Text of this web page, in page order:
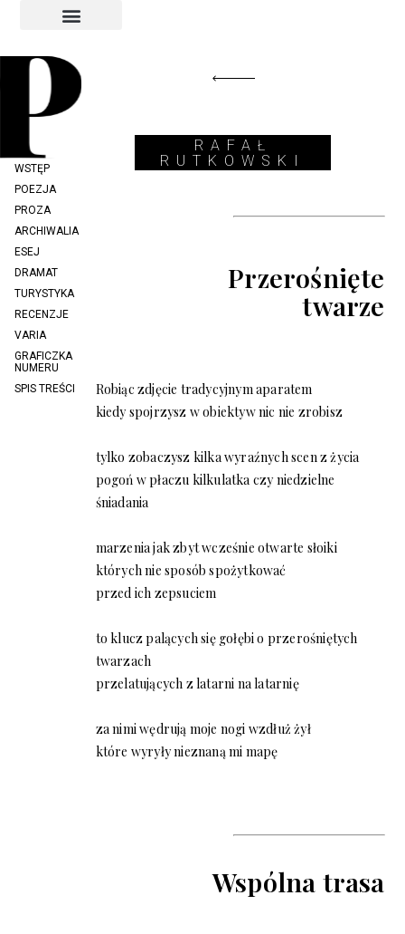
WSTĘP
POEZJA
PROZA
ARCHIWALIA
ESEJ
DRAMAT
TURYSTYKA
RECENZJE
VARIA
GRAFICZKA
NUMERU
SPIS TREŚCI
RAFAŁ
RUTKOWSKI
Przerośnięte
twarze
Robiąc zdjęcie tradycyjnym aparatem
kiedy spojrzysz w obiektyw nic nie zrobisz
tylko zobaczysz kilka wyraźnych scen z życia
pogoń w płaczu kilkulatka czy niedzielne
śniadania
marzenia jak zbyt wcześnie otwarte słoiki
których nie sposób spożytkować
przed ich zepsuciem
to klucz palących się gołębi o przerośniętych
twarzach
przelatujących z latarni na latarnię
za nimi wędrują moje nogi wzdłuż żył
które wyryły nieznaną mi mapę
Wspólna trasa